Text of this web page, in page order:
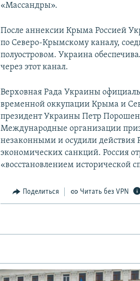
«Массандры».
После аннексии Крыма Россией
по Северо-Крымскому каналу,
полуостровом. Украина
через этот канал.
Верховная Рада Украины
временной оккупации Крыма и
президент Украины Петр
Международные организации
незаконными и осудили действия
экономических санкций. Россия
«восстановлением исторической
Поделиться Читать без VPN